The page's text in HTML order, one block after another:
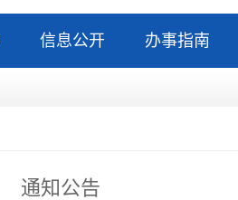
信息公开 办事指南
通知公告